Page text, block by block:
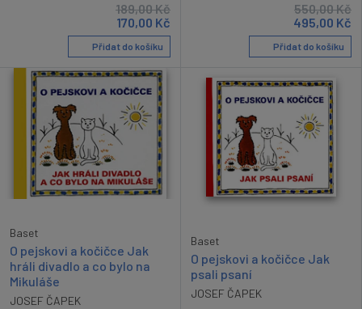
189,00Kč
170,00 Kč
Přidat do košíku
550,00Kč
495,00 Kč
Přidat do košíku
Baset
O pejskovi a kočičce Jak
hráli divadlo a co bylo na
Mikuláše
JOSEF ČAPEK
Baset
O pejskovi a kočičce Jak
psali psaní
JOSEF ČAPEK